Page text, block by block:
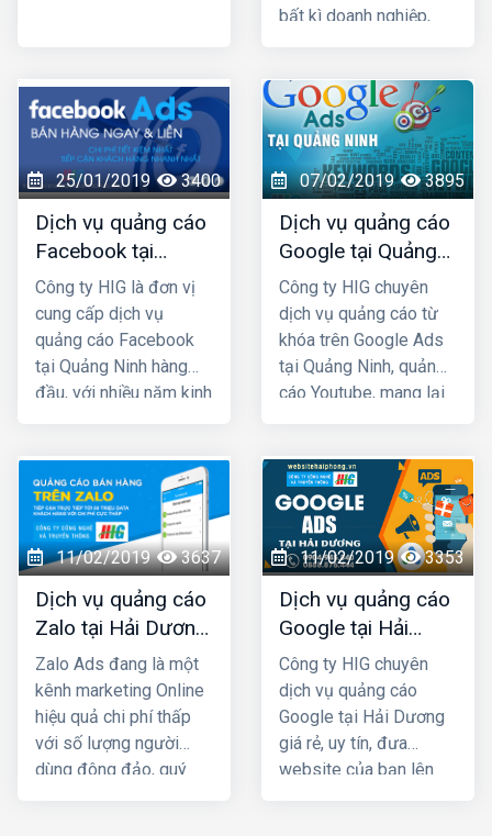
bất kì doanh nghiệp,
dành cho giới trẻ. Bởi lẽ
100% người dùng Zalo
đều là người thật cùng
với hơn 80+ triệu người
dùng thường xuyên, vì
vậy một khi mẫu quảng
cáo của bạn xuất hiện
là chắc chắn sẽ được
tiếp cận với những
khách hàng có nhu cầu
mua bán thật, đúng với
nhu cầu sử dụng sản
25/01/2019 3400
Dịch vụ quảng cáo
Facebook tại
Quảng Ninh giá rẻ,
uy tín nhất
Công ty HIG là đơn vị
cung cấp dịch vụ
quảng cáo Facebook
tại Quảng Ninh hàng
đầu, với nhiều năm kinh
khách hàng lớn nhỏ ở
Quảng Ninh và toàn
quốc Việt Nam, chúng
tôi chắc chắn sẽ giúp
quý khách phát triển
kinh doanh nhanh
chóng.
07/02/2019 3895
Dịch vụ quảng cáo
Google tại Quảng
Ninh giá rẻ
Công ty HIG chuyên
dịch vụ quảng cáo từ
khóa trên Google Ads
tại Quảng Ninh, quảng
cáo Youtube, mang lại
rất thấp. Ngoài việc
giúp cho khách hàng
chủ động tìm đến bạn
còn có tác dụng trong
việc lan tỏa, tăng nhận
diện thương hiệu của
bạn trên Internet
11/02/2019 3637
Dịch vụ quảng cáo
Zalo tại Hải Dương
giá rẻ, uy tín nhất
Zalo Ads đang là một
kênh marketing Online
hiệu quả chi phí thấp
với số lượng người
dùng đông đảo, quý
11/02/2019 3353
Dịch vụ quảng cáo
Google tại Hải
Dương giá rẻ
Công ty HIG chuyên
dịch vụ quảng cáo
Google tại Hải Dương
giá rẻ, uy tín, đưa
website của bạn lên